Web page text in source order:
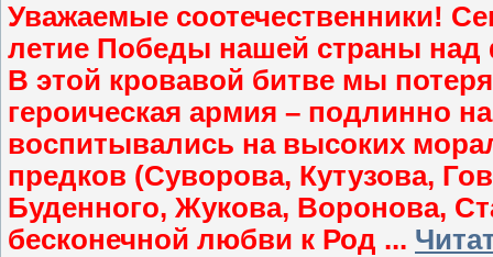
Уважаемые соотечественники!
летие Победы нашей страны над
В этой кровавой битве мы
героическая армия – подлинно
воспитывались на высоких
предков (Суворова, Кутузова,
Буденного, Жукова, Воронова,
бесконечной любви к Род ...